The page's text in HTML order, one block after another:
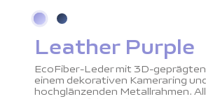
Leather Purple
EcoFiber-Leder mit 3D-
einem dekorativen Kameraring
hochglänzenden Metallrahmen.